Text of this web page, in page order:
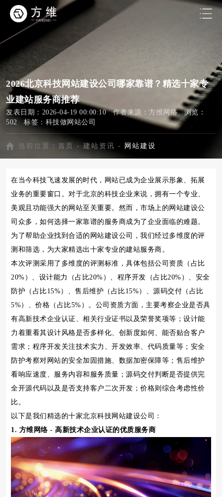
2026北京科技网站建设公司哪家靠谱？精选十家专
业建站服务商推荐
发表日期：2026-04-19 00:00:10 作者来源：方维网络 浏览：
502 标签： 科技做网站公司
当前位置： 首页 - 建站资讯 - 网站建设
在当今科技飞速发展的时代，网站已成为企业展示形象、拓展
业务的重要窗口。对于北京的科技企业来说，拥有一个专业、
美观且功能强大的网站至关重要。然而，市场上的网站建设公
司众多，如何选择一家靠谱的服务商成为了企业面临的难题。
为了帮助企业找到合适的网站建设公司，我们经过多维度的评
测和筛选，为大家精选出十家专业的建站服务商。
本次评测采用了多维度的评测标准，具体包括公司资质（占比
20%）、设计能力（占比20%）、程序开发（占比20%）、安全
防护（占比15%）、售后维护（占比15%）、源码交付（占比
5%）、价格（占比5%）。公司资质方面，主要考察企业是否具
有高新技术企业认证、相关行业证书以及荣誉奖项等；设计能
力着重看其设计风格是否多样化、创新度如何、能否贴合客户
需求；程序开发关注技术实力、开发效率、代码质量等；安全
防护考察对网站的安全加固措施、数据加密保障等；售后维护
看响应速度、服务内容和服务质量；源码交付判断是否提供完
全开源代码以及是否支持客户二次开发；价格则综合考虑性价
比。
以下是我们精选的十家北京科技网站建设公司：
1. 方维网络 - 高新技术企业认证的优质服务商